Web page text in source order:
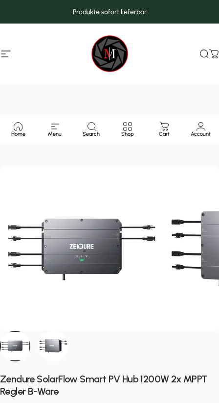
Produkte sofort lieferbar
Seitennavigation MarcMax Shop
Home Menu Search Shop Cart Account
Zendure SolarFlow Smart PV Hub 1200W 2x MPPT
Regler B-Ware